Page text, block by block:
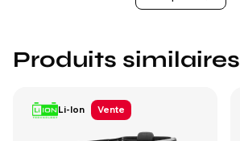
Produits similaires
Li-Ion Vente